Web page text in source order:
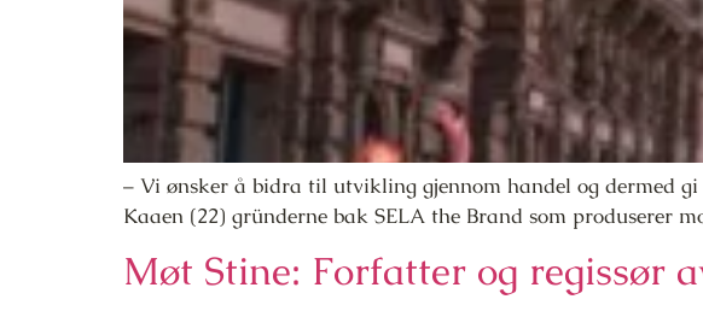
– Vi ønsker å bidra til utvikling gjennom handel og dermed
Kaaen (22) gründerne bak SELA the Brand som produserer
Møt Stine: Forfatter og regissør